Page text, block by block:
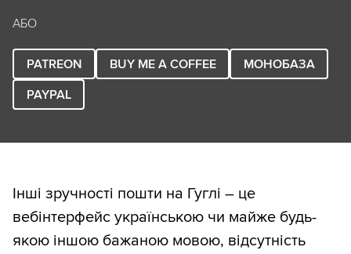
АБО
PATREON BUY ME A COFFEE
МОНОБАЗА
PAYPAL
Інші зручності пошти на Гуглі – це
вебінтерфейс українською чи майже будь-
якою іншою бажаною мовою, відсутність